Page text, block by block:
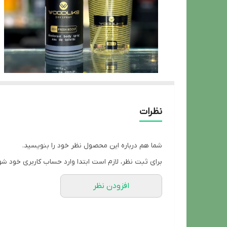
نظرات
شما هم درباره این محصول نظر خود را بنویسید.
برای ثبت نظر، لازم است ابتدا وارد حساب کاربری خود
افزودن نظر